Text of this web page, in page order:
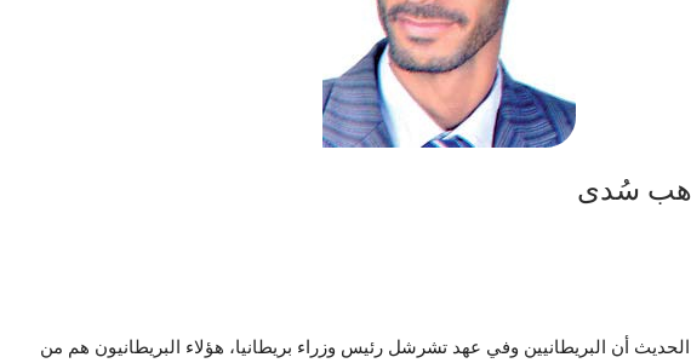
تذهب سُدى
الحديث أن البريطانيين وفي عهد تشرشل رئيس وزراء بريطانيا، هؤلاء البريطانيون هم من